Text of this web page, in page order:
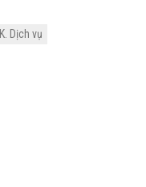
K. Dịch vụ